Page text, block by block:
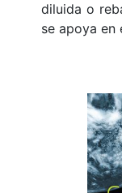
diluida o
se apoya en